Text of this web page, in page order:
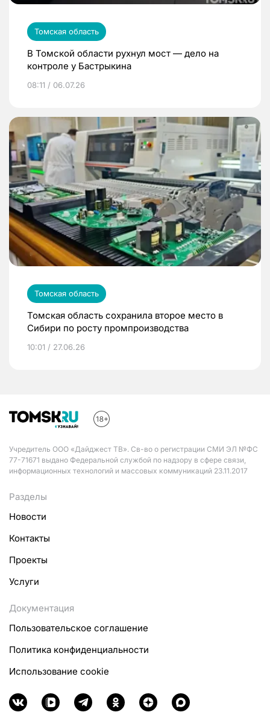
Томская область
В Томской области рухнул мост — дело на
контроле у Бастрыкина
08:11 / 06.07.26
Томская область
Томская область сохранила второе место в
Сибири по росту промпроизводства
10:01 / 27.06.26
Учредитель ООО «Дайджест ТВ». Св-во о регистрации СМИ ЭЛ №ФС
77-71671 выдано Федеральной службой по надзору в сфере связи,
информационных технологий и массовых коммуникаций 23.11.2017
Разделы
Новости
Контакты
Проекты
Услуги
Документация
Пользовательское соглашение
Политика конфиденциальности
Использование cookie